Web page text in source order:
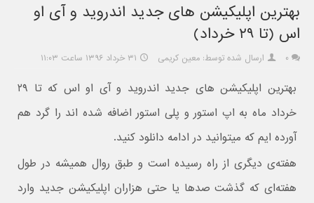
بهترین اپلیکیشن های جدید اندروید و آی او
اس (تا ۲۹ خرداد)
۰ ارسال شده توسط: معین کریمی ۳۱ خرداد ۱۳۹۶ ساعت ۱۱:۰۳
بهترین اپلیکیشن های جدید اندروید و آی او اس که تا ۲۹
خرداد ماه به اپ استور و پلی استور اضافه شده اند را گرد هم
آورده ایم که میتوانید در ادامه دانلود کنید.
هفته‌ی دیگری از راه رسیده است و طبق روال همیشه در طول
هفته‌ای که گذشت صدها یا حتی هزاران اپلیکیشن جدید وارد